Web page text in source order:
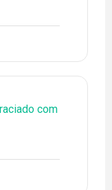
ESPAÑOL
com